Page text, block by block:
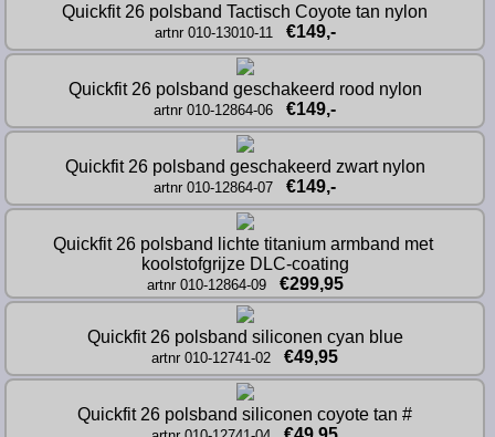
Quickfit 26 polsband Tactisch Coyote tan nylon
artnr 010-13010-11 €149,-
Quickfit 26 polsband geschakeerd rood nylon
artnr 010-12864-06 €149,-
Quickfit 26 polsband geschakeerd zwart nylon
artnr 010-12864-07 €149,-
Quickfit 26 polsband lichte titanium armband met
koolstofgrijze DLC-coating
artnr 010-12864-09 €299,95
Quickfit 26 polsband siliconen cyan blue
artnr 010-12741-02 €49,95
Quickfit 26 polsband siliconen coyote tan #